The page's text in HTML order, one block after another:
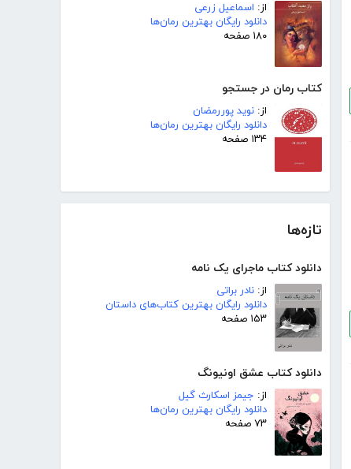
از: اسماعیل زرعی
دانلود رایگان بهترین رمان‌ها
۱۸۰ صفحه
کتاب رمان در جستجو
از: نوید پوررمضان
دانلود رایگان بهترین رمان‌ها
۱۳۴ صفحه
تازه‌ها
دانلود کتاب ماجرای یک نامه
از: نادر براتی
دانلود رایگان بهترین کتاب‌های داستان
۱۵۳ صفحه
دانلود کتاب عشق اونیونگ
از: جیمز اسکارث گیل
دانلود رایگان بهترین رمان‌ها
۷۳ صفحه